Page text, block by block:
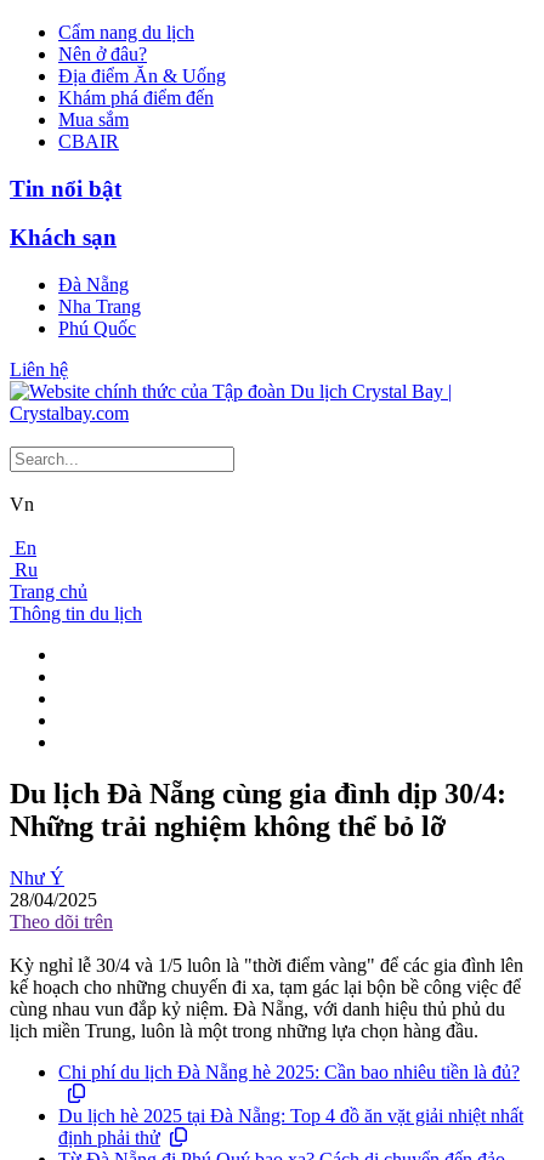
Cẩm nang du lịch
Nên ở đâu?
Địa điểm Ăn & Uống
Khám phá điểm đến
Mua sắm
CBAIR
Tin nổi bật
Khách sạn
Đà Nẵng
Nha Trang
Phú Quốc
Liên hệ
Vn
En
Ru
Trang chủ
Thông tin du lịch
Du lịch Đà Nẵng cùng gia đình dịp 30/4:
Những trải nghiệm không thể bỏ lỡ
Như Ý
28/04/2025
Theo dõi trên
Kỳ nghỉ lễ 30/4 và 1/5 luôn là "thời điểm vàng" để các gia đình lên
kế hoạch cho những chuyến đi xa, tạm gác lại bộn bề công việc để
cùng nhau vun đắp kỷ niệm. Đà Nẵng, với danh hiệu thủ phủ du
lịch miền Trung, luôn là một trong những lựa chọn hàng đầu.
Chi phí du lịch Đà Nẵng hè 2025: Cần bao nhiêu tiền là đủ?
Du lịch hè 2025 tại Đà Nẵng: Top 4 đồ ăn vặt giải nhiệt nhất
định phải thử